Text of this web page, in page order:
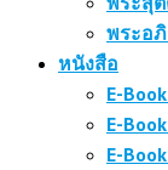
พระอ
หนังสือ
E-
E-
E-